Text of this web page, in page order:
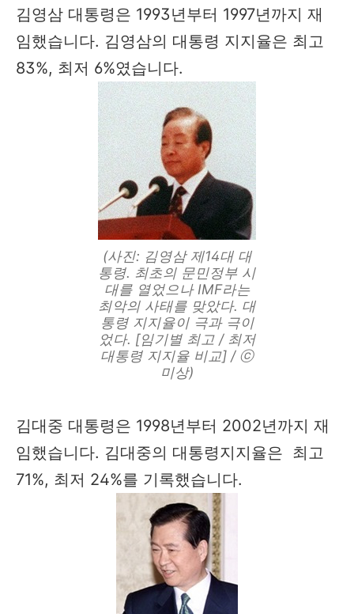
김영삼 대통령은 1993년부터 1997년까지 재
임했습니다. 김영삼의 대통령 지지율은 최고
83%, 최저 6%였습니다.
(사진: 김영삼 제14대 대
통령. 최초의 문민정부 시
대를 열었으나 IMF라는
최악의 사태를 맞았다. 대
통령 지지율이 극과 극이
었다. [임기별 최고 / 최저
대통령 지지율 비교] / ⓒ
미상)
김대중 대통령은 1998년부터 2002년까지 재
임했습니다. 김대중의 대통령지지율은 최고
71%, 최저 24%를 기록했습니다.